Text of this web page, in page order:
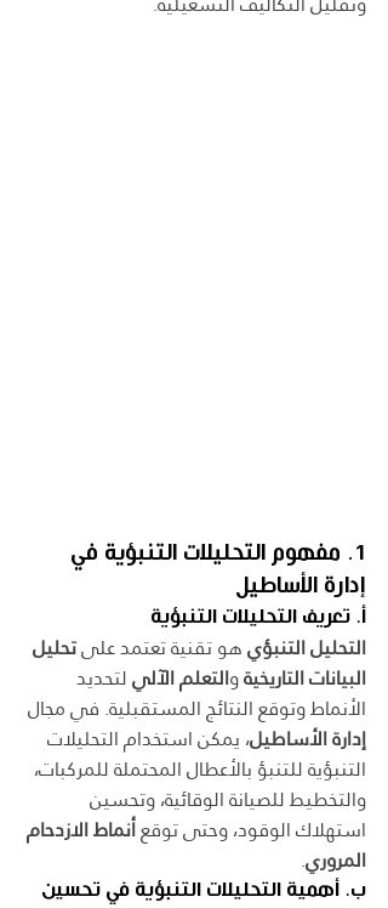
1. مفهوم التحليلات التنبؤية في
إدارة الأساطيل
أ. تعريف التحليلات التنبؤية
التحليل التنبؤي هو تقنية تعتمد على تحليل
البيانات التاريخية والتعلم الآلي لتحديد
الأنماط وتوقع النتائج المستقبلية. في مجال
إدارة الأساطيل، يمكن استخدام التحليلات
التنبؤية للتنبؤ بالأعطال المحتملة للمركبات،
والتخطيط للصيانة الوقائية، وتحسين
استهلاك الوقود، وحتى توقع أنماط الازدحام
المروري.
ب. أهمية التحليلات التنبؤية في تحسين